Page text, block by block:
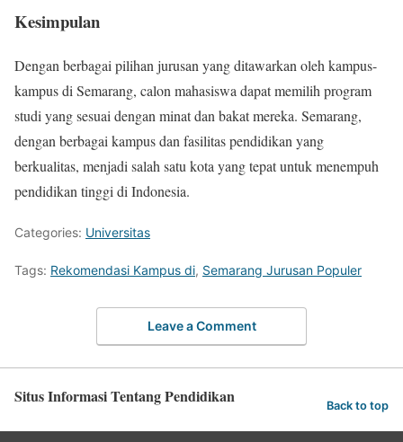
Kesimpulan
Dengan berbagai pilihan jurusan yang ditawarkan oleh kampus-
kampus di Semarang, calon mahasiswa dapat memilih program
studi yang sesuai dengan minat dan bakat mereka. Semarang,
dengan berbagai kampus dan fasilitas pendidikan yang
berkualitas, menjadi salah satu kota yang tepat untuk menempuh
pendidikan tinggi di Indonesia.
Categories: Universitas
Tags: Rekomendasi Kampus di, Semarang Jurusan Populer
Leave a Comment
Situs Informasi Tentang Pendidikan Back to top